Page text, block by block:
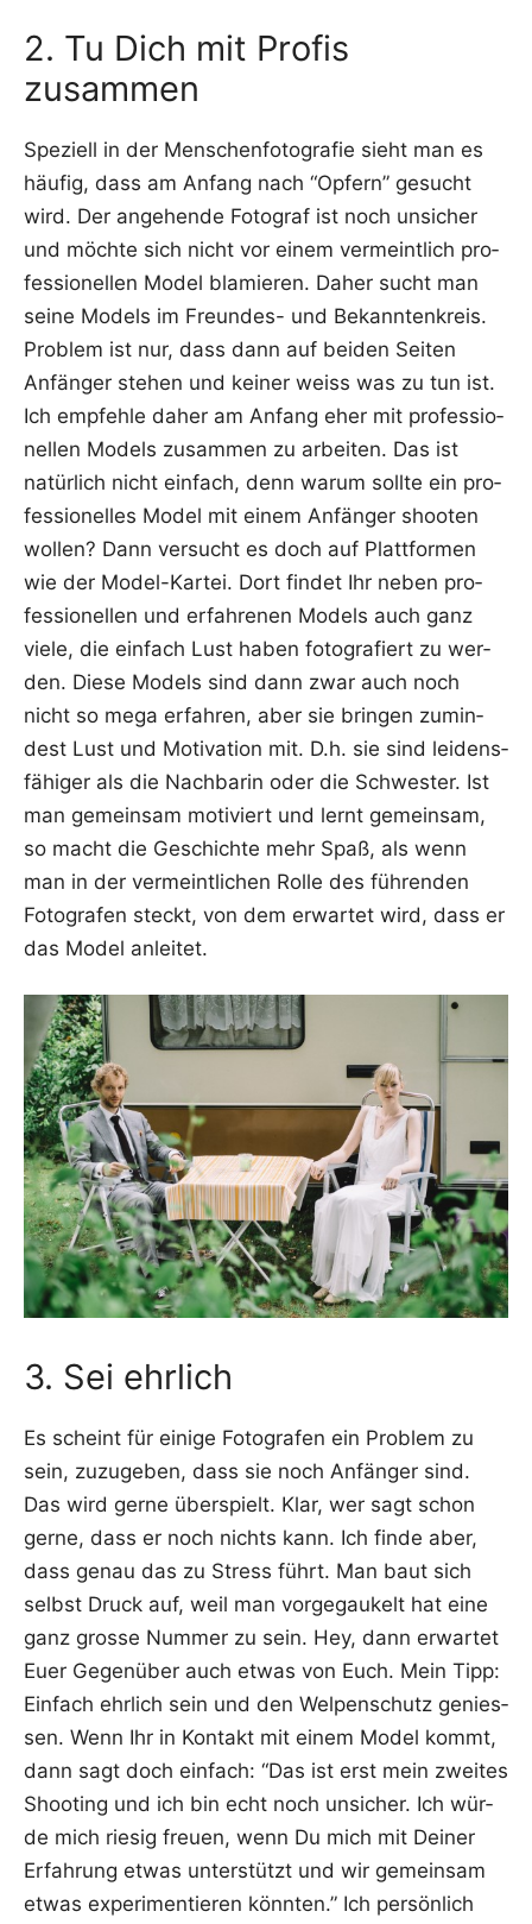
2. Tu Dich mit Profis
zusammen
Spe­zi­ell in der Men­schen­fo­to­gra­fie sieht man es
häu­fig, dass am Anfang nach “Opfern” gesucht
wird. Der ange­hen­de Foto­graf ist noch unsi­cher
und möch­te sich nicht vor einem ver­meint­lich pro­
fes­sio­nel­len Model bla­mie­ren. Daher sucht man
sei­ne Models im Freun­des- und Bekann­ten­kreis.
Pro­blem ist nur, dass dann auf bei­den Sei­ten
Anfän­ger ste­hen und kei­ner weiss was zu tun ist.
Ich emp­feh­le daher am Anfang eher mit pro­fes­sio­
nel­len Models zusam­men zu arbei­ten. Das ist
natür­lich nicht ein­fach, denn war­um soll­te ein pro­
fes­sio­nel­les Model mit einem Anfän­ger shoo­ten
wol­len? Dann ver­sucht es doch auf Platt­for­men
wie der Model-Kar­tei. Dort fin­det Ihr neben pro­
fes­sio­nel­len und erfah­re­nen Models auch ganz
vie­le, die ein­fach Lust haben foto­gra­fiert zu wer­
den. Die­se Models sind dann zwar auch noch
nicht so mega erfah­ren, aber sie brin­gen zumin­
dest Lust und Moti­va­ti­on mit. D.h. sie sind lei­dens­
fä­hi­ger als die Nach­ba­rin oder die Schwes­ter. Ist
man gemein­sam moti­viert und lernt gemein­sam,
so macht die Geschich­te mehr Spaß, als wenn
man in der ver­meint­li­chen Rol­le des füh­ren­den
Foto­gra­fen steckt, von dem erwar­tet wird, dass er
das Model anleitet.
3. Sei ehrlich
Es scheint für eini­ge Foto­gra­fen ein Pro­blem zu
sein, zuzu­ge­ben, dass sie noch Anfän­ger sind.
Das wird ger­ne über­spielt. Klar, wer sagt schon
ger­ne, dass er noch nichts kann. Ich fin­de aber,
dass genau das zu Stress führt. Man baut sich
selbst Druck auf, weil man vor­ge­gau­kelt hat eine
ganz gros­se Num­mer zu sein. Hey, dann erwar­tet
Euer Gegen­über auch etwas von Euch. Mein Tipp:
Ein­fach ehr­lich sein und den Wel­pen­schutz genies­
sen. Wenn Ihr in Kon­takt mit einem Model kommt,
dann sagt doch ein­fach: “Das ist erst mein zwei­tes
Shoo­ting und ich bin echt noch unsi­cher. Ich wür­
de mich rie­sig freu­en, wenn Du mich mit Dei­ner
Erfah­rung etwas unter­stützt und wir gemein­sam
etwas expe­ri­men­tie­ren könn­ten.” Ich per­sön­lich